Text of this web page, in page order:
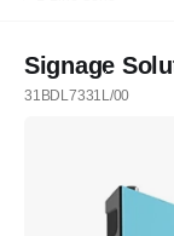
Signage
31BDL7331L/00